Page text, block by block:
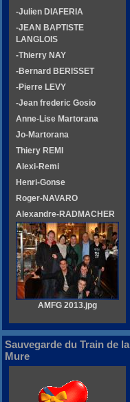
-Julien DIAFERIA
-JEAN BAPTISTE
LANGLOIS
-Thierry NAY
-Bernard BERISSET
-Pierre LEVY
-Jean frederic Gosio
Anne-Lise Martorana
Jo-Martorana
Thiery REMI
Alexi-Remi
Henri-Gonse
Roger-NAVARO
Alexandre-RADMACHER
AMFG 2013.jpg
Sauvegarde du Train de la
Mure